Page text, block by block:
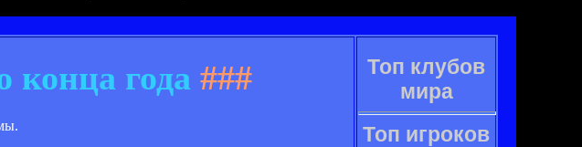
конца года ###
Топ клубов
мира
Топ игроков